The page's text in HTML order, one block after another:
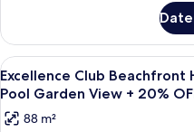
+
20%
OFF
SPA
anzeigen
Club
Beachfront
Honeymoon
Suite
Private
Alle
Fotos
für
Excellence
9
Excellence Club
Pool Garden View + 20%
88 m²